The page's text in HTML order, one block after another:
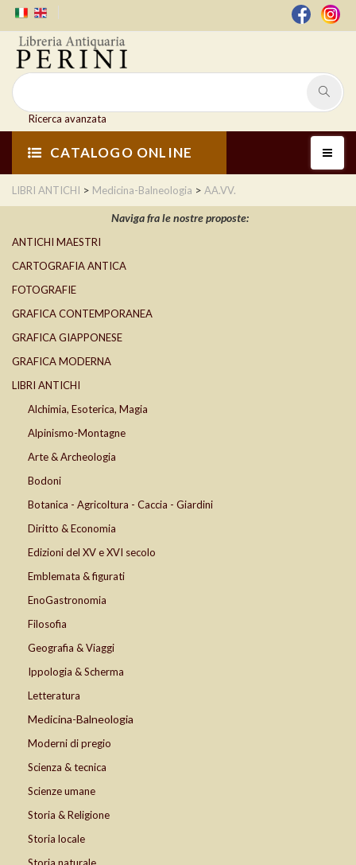
Ricerca avanzata
CATALOGO ONLINE
LIBRI ANTICHI > Medicina-Balneologia > AA.VV.
Naviga fra le nostre proposte:
ANTICHI MAESTRI
CARTOGRAFIA ANTICA
FOTOGRAFIE
GRAFICA CONTEMPORANEA
GRAFICA GIAPPONESE
GRAFICA MODERNA
LIBRI ANTICHI
Alchimia, Esoterica, Magia
Alpinismo-Montagne
Arte & Archeologia
Bodoni
Botanica - Agricoltura - Caccia - Giardini
Diritto & Economia
Edizioni del XV e XVI secolo
Emblemata & figurati
EnoGastronomia
Filosofia
Geografia & Viaggi
Ippologia & Scherma
Letteratura
Medicina-Balneologia
Moderni di pregio
Scienza & tecnica
Scienze umane
Storia & Religione
Storia locale